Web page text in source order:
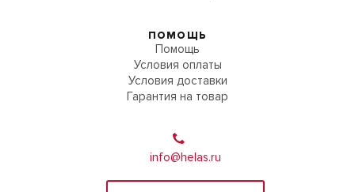
ПОМОЩЬ
Помощь
Условия оплаты
Условия доставки
Гарантия на товар
info@helas.ru